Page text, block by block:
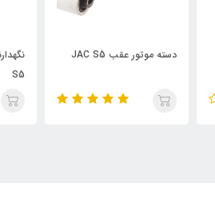
دسته موتور عقب JAC S5
S5